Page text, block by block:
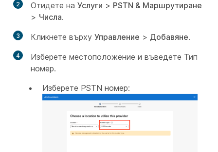
2 Отидете на Услуги > PSTN & Маршрутиране
> Числа.
3 Кликнете върху Управление > Добавяне.
4
Изберете местоположение и въведете Тип
номер.
Изберете PSTN номер: